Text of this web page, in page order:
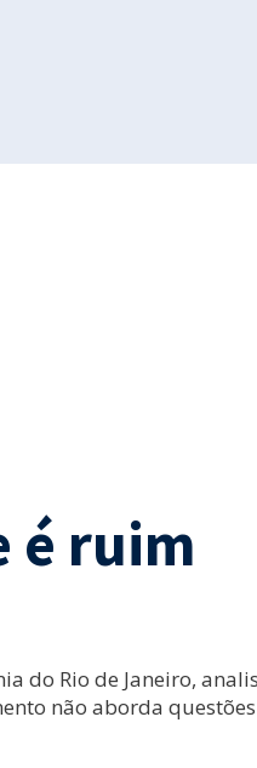
é ruim
do Rio de Janeiro,
não aborda